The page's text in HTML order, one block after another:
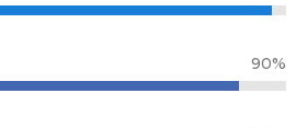
90%